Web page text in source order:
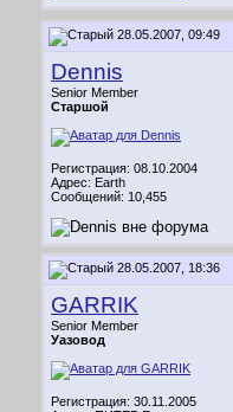
28.05.2007, 09:49
Dennis
Senior Member
Старшой
Регистрация: 08.10.2004
Адрес: Earth
Сообщений: 10,455
28.05.2007, 18:36
GARRIK
Senior Member
Уазовод
Регистрация: 30.11.2005